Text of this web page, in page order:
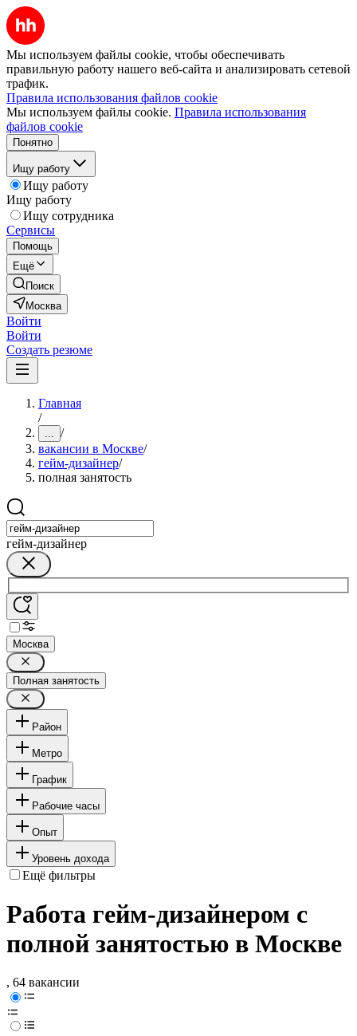
Мы используем файлы cookie, чтобы обеспечивать
правильную работу нашего веб-сайта и анализировать сетевой
трафик.
Правила использования файлов cookie
Мы используем файлы cookie. Правила использования
файлов cookie
Понятно
Ищу работу
Ищу работу
Ищу работу
Ищу сотрудника
Сервисы
Помощь
Ещё
Поиск
Москва
Войти
Войти
Создать резюме
Главная
/
... /
вакансии в Москве/
гейм-дизайнер/
полная занятость
гейм-дизайнер
Москва
Полная занятость
Район
Метро
График
Рабочие часы
Опыт
Уровень дохода
Ещё фильтры
Работа гейм-дизайнером с
полной занятостью в Москве
, 64 вакансии